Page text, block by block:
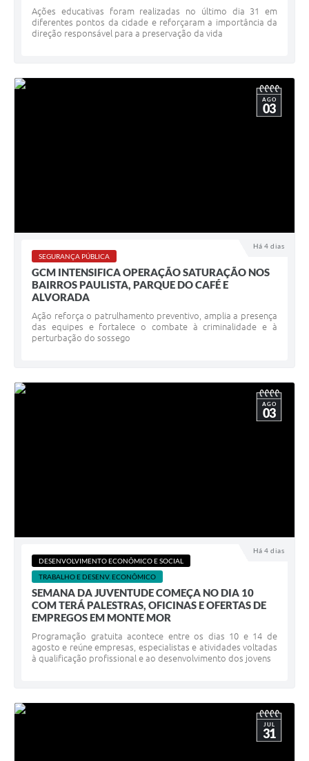
Ações educativas foram realizadas no último dia 31 em
diferentes pontos da cidade e reforçaram a importância da
direção responsável para a preservação da vida
Há 4 dias
AGO
03
SEGURANÇA PÚBLICA
GCM INTENSIFICA OPERAÇÃO SATURAÇÃO NOS
BAIRROS PAULISTA, PARQUE DO CAFÉ E
ALVORADA
Ação reforça o patrulhamento preventivo, amplia a presença
das equipes e fortalece o combate à criminalidade e à
perturbação do sossego
Há 4 dias
AGO
03
DESENVOLVIMENTO ECONÔMICO E SOCIAL
TRABALHO E DESENV. ECONÔMICO
SEMANA DA JUVENTUDE COMEÇA NO DIA 10
COM TERÁ PALESTRAS, OFICINAS E OFERTAS DE
EMPREGOS EM MONTE MOR
Programação gratuita acontece entre os dias 10 e 14 de
agosto e reúne empresas, especialistas e atividades voltadas
à qualificação profissional e ao desenvolvimento dos jovens
JUL
31